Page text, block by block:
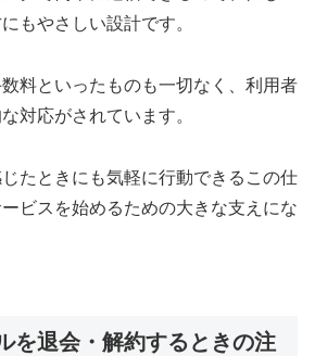
もやさしい設計です。
料といったものも一切なく、利用者
対応がされています。
たときにも気軽に行動できるこの仕
ビスを始めるための大きな支えにな
を退会・解約するときの注